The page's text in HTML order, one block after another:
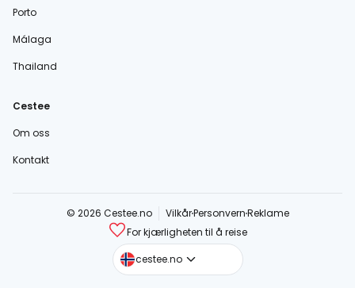
Porto
Málaga
Thailand
Cestee
Om oss
Kontakt
© 2026 Cestee.no VilkårPersonvernReklame
For kjærligheten til å reise
cestee.no
cestee.com
cestee.sk